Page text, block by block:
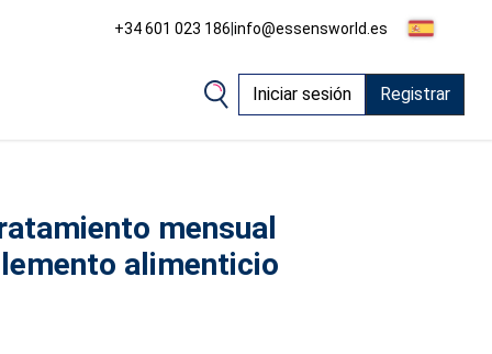
+34 601 023 186|info@essensworld.es
Iniciar sesión Registrar
mensual
alimenticio